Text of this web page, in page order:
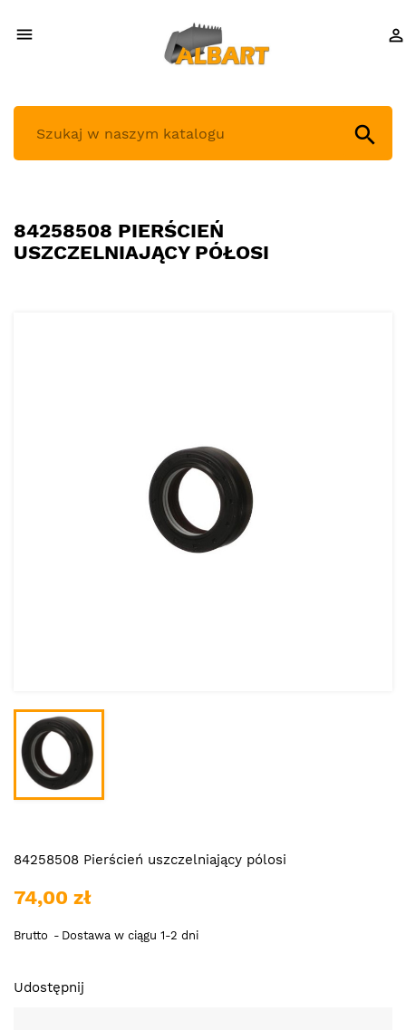
 

84258508 PIERŚCIEŃ
USZCZELNIAJĄCY PÓŁOSI
84258508 Pierścień uszczelniający pólosi
74,00 zł
Brutto Dostawa w ciągu 1-2 dni
Udostępnij